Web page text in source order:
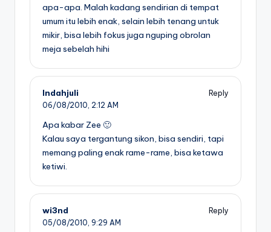
apa-apa. Malah kadang sendirian di tempat
umum itu lebih enak, selain lebih tenang untuk
mikir, bisa lebih fokus juga nguping obrolan
meja sebelah hihi
Indahjuli
Reply
06/08/2010, 2:12 AM
Apa kabar Zee 🙂
Kalau saya tergantung sikon, bisa sendiri, tapi
memang paling enak rame-rame, bisa ketawa
ketiwi.
wi3nd
Reply
05/08/2010, 9:29 AM